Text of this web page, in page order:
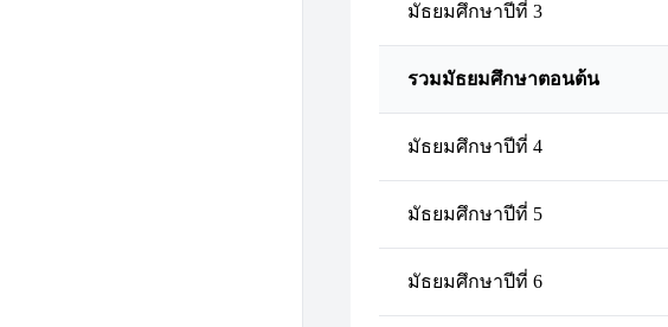
มัธยมศึกษาปีที่ 3
รวมมัธยมศึกษาตอนต้น
มัธยมศึกษาปีที่ 4
มัธยมศึกษาปีที่ 5
มัธยมศึกษาปีที่ 6